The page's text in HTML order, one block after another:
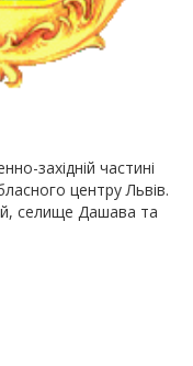
західній частині
центру Львів.
селище Дашава та